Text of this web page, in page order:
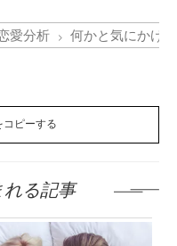
愛分析 何かと気にかけ
コピーする
れる記事